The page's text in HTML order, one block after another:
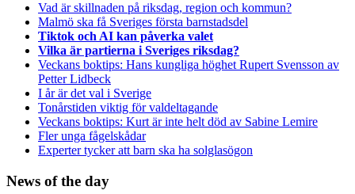
Vad är skillnaden på riksdag, region och kommun?
Malmö ska få Sveriges första barnstadsdel
Tiktok och AI kan påverka valet
Vilka är partierna i Sveriges riksdag?
Veckans boktips: Hans kungliga höghet Rupert Svensson av
Petter Lidbeck
I år är det val i Sverige
Tonårstiden viktig för valdeltagande
Veckans boktips: Kurt är inte helt död av Sabine Lemire
Fler unga fågelskådar
Experter tycker att barn ska ha solglasögon
News of the day